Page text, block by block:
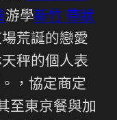
游學新竹 帶狀
荒誕的戀愛
秤的個人表
，協定商定
至東京餐與加